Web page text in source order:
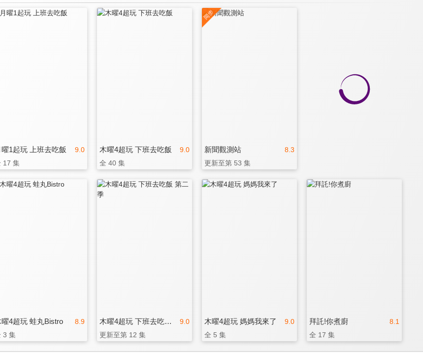
9.0
曜1起玩 上班去吃飯
17 集
9.0
木曜4超玩 下班去吃飯
全 40 集
8.3
新聞觀測站
更新至第 53 集
8.9
曜4超玩 蛙丸Bistro
3 集
9.0
木曜4超玩 下班去吃飯 第二季
更新至第 12 集
9.0
木曜4超玩 媽媽我來了
全 5 集
8.1
拜託!你煮廚
全 17 集